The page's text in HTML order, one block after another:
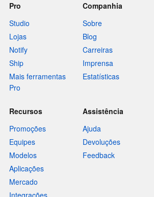
Pro
Studio
Lojas
Notify
Ship
Mais ferramentas
Pro
Companhia
Sobre
Blog
Carreiras
Imprensa
Estatísticas
Recursos
Promoções
Equipes
Modelos
Aplicações
Mercado
Integrações
Assistência
Ajuda
Devoluções
Feedback